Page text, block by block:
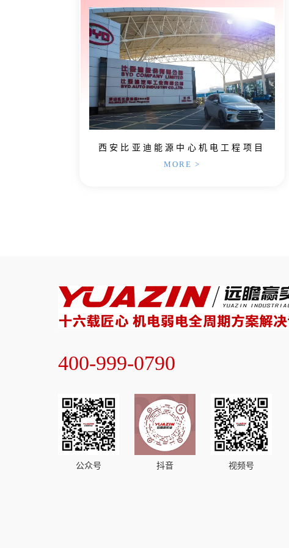
西安比亚迪能源中心机电工程项目
MORE >
400-999-0790
公众号 抖音 视频号